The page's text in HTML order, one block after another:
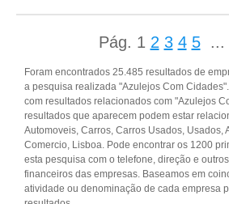
Pág. 1 2 3 4 5 ...
Foram encontrados 25.485 resultados de
a pesquisa realizada "Azulejos Com
com resultados relacionados com "Azulejos
resultados que aparecem podem estar
Automoveis, Carros, Carros Usados, Usados,
Comercio, Lisboa. Pode encontrar os 1200
esta pesquisa com o telefone, direção e
financeiros das empresas. Baseamos em
atividade ou denominação de cada empresa